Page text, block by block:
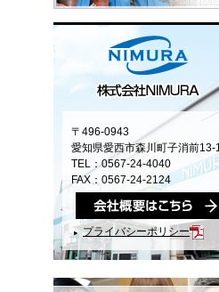
〒496-0943
愛知県愛西市森川町子消前13-1
TEL：0567-24-4040
FAX：0567-24-2124
プライバシーポリシー